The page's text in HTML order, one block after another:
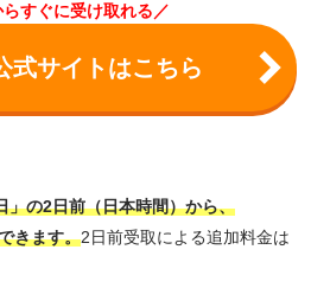
すぐに受け取れる／
式サイトはこちら
」の2日前（日本時間）から、
きます。2日前受取による追加料金は